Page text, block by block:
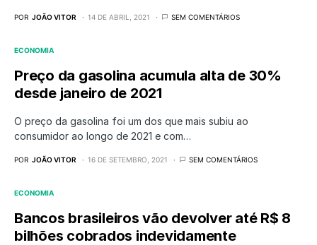
POR JOÃO VITOR 14 DE ABRIL, 2021 SEM COMENTÁRIOS
ECONOMIA
Preço da gasolina acumula alta de 30%
desde janeiro de 2021
O preço da gasolina foi um dos que mais subiu ao
consumidor ao longo de 2021 e com…
POR JOÃO VITOR 16 DE SETEMBRO, 2021 SEM COMENTÁRIOS
ECONOMIA
Bancos brasileiros vão devolver até R$ 8
bilhões cobrados indevidamente